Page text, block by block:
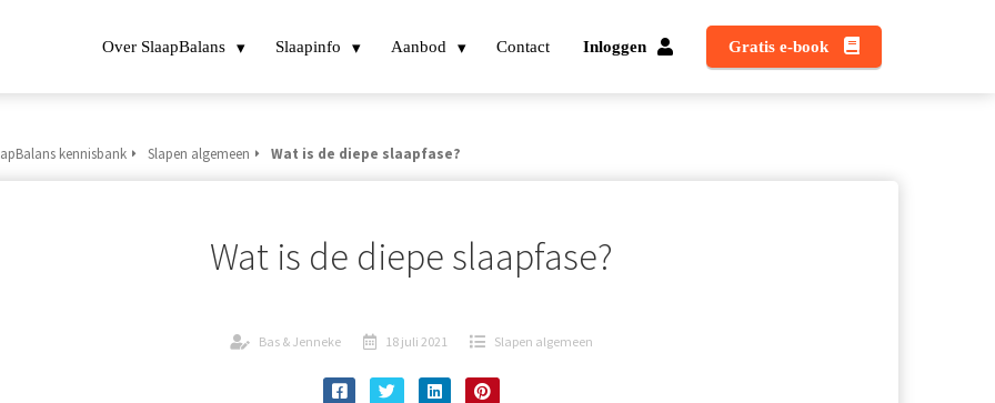
Over SlaapBalans Slaapinfo Aanbod Contact Inloggen Gratis e-book
kennisbank Slapen algemeen Wat is de diepe slaapfase?
Wat is de diepe slaapfase?
Bas & Jenneke 18 juli 2021 Slapen algemeen